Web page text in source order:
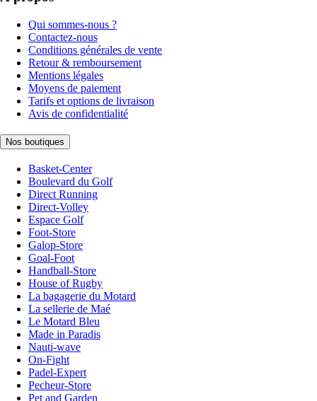
Qui sommes-nous ?
Contactez-nous
Conditions générales de vente
Retour & remboursement
Mentions légales
Moyens de paiement
Tarifs et options de livraison
Avis de confidentialité
Nos boutiques
Basket-Center
Boulevard du Golf
Direct Running
Direct-Volley
Espace Golf
Foot-Store
Galop-Store
Goal-Foot
Handball-Store
House of Rugby
La bagagerie du Motard
La sellerie de Maé
Le Motard Bleu
Made in Paradis
Nauti-wave
On-Fight
Padel-Expert
Pecheur-Store
Pet and Garden